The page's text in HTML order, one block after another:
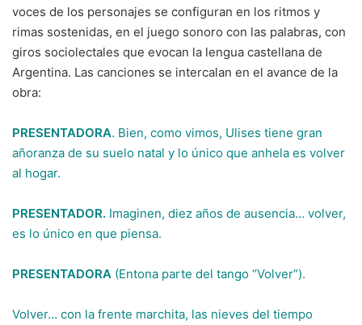
voces de los personajes se configuran en los ritmos y
rimas sostenidas, en el juego sonoro con las palabras, con
giros sociolectales que evocan la lengua castellana de
Argentina. Las canciones se intercalan en el avance de la
obra:
PRESENTADORA. Bien, como vimos, Ulises tiene gran
añoranza de su suelo natal y lo único que anhela es volver
al hogar.
PRESENTADOR. Imaginen, diez años de ausencia… volver,
es lo único en que piensa.
PRESENTADORA (Entona parte del tango “Volver”).
Volver… con la frente marchita, las nieves del tiempo